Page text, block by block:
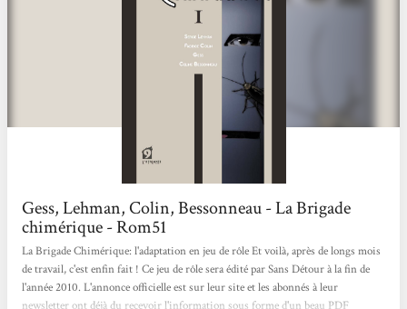
Gess, Lehman, Colin, Bessonneau - La Brigade
chimérique - Rom51
La Brigade Chimérique: l'adaptation en jeu de rôle Et voilà, après de longs mois
de travail, c'est enfin fait ! Ce jeu de rôle sera édité par Sans Détour à la fin de
l'année 2010. L'annonce officielle est sur leur site et les abonnés à leur